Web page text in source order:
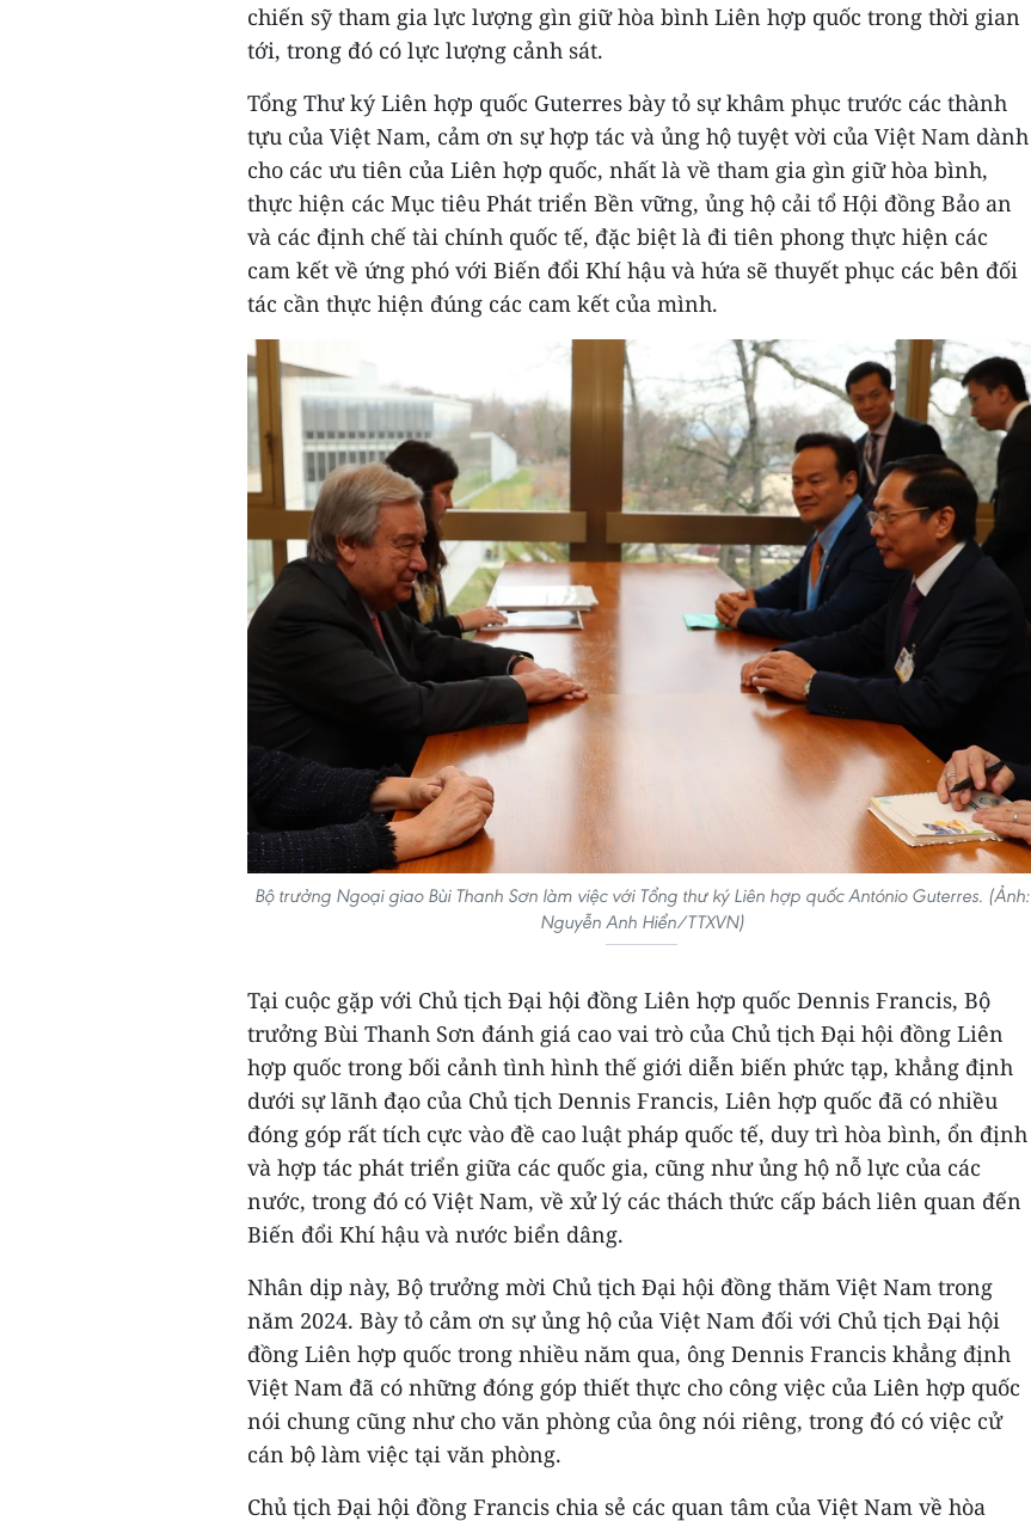
chiến sỹ tham gia lực lượng gìn giữ hòa bình Liên hợp quốc trong thời gian
tới, trong đó có lực lượng cảnh sát.
Tổng Thư ký Liên hợp quốc Guterres bày tỏ sự khâm phục trước các thành
tựu của Việt Nam, cảm ơn sự hợp tác và ủng hộ tuyệt vời của Việt Nam dành
cho các ưu tiên của Liên hợp quốc, nhất là về tham gia gìn giữ hòa bình,
thực hiện các Mục tiêu Phát triển Bền vững, ủng hộ cải tổ Hội đồng Bảo an
và các định chế tài chính quốc tế, đặc biệt là đi tiên phong thực hiện các
cam kết về ứng phó với Biến đổi Khí hậu và hứa sẽ thuyết phục các bên đối
tác cần thực hiện đúng các cam kết của mình.
Bộ trưởng Ngoại giao Bùi Thanh Sơn làm việc với Tổng thư ký Liên hợp quốc António Guterres. (Ảnh:
Nguyễn Anh Hiển/TTXVN)
Tại cuộc gặp với Chủ tịch Đại hội đồng Liên hợp quốc Dennis Francis, Bộ
trưởng Bùi Thanh Sơn đánh giá cao vai trò của Chủ tịch Đại hội đồng Liên
hợp quốc trong bối cảnh tình hình thế giới diễn biến phức tạp, khẳng định
dưới sự lãnh đạo của Chủ tịch Dennis Francis, Liên hợp quốc đã có nhiều
đóng góp rất tích cực vào đề cao luật pháp quốc tế, duy trì hòa bình, ổn định
và hợp tác phát triển giữa các quốc gia, cũng như ủng hộ nỗ lực của các
nước, trong đó có Việt Nam, về xử lý các thách thức cấp bách liên quan đến
Biến đổi Khí hậu và nước biển dâng.
Nhân dịp này, Bộ trưởng mời Chủ tịch Đại hội đồng thăm Việt Nam trong
năm 2024. Bày tỏ cảm ơn sự ủng hộ của Việt Nam đối với Chủ tịch Đại hội
đồng Liên hợp quốc trong nhiều năm qua, ông Dennis Francis khẳng định
Việt Nam đã có những đóng góp thiết thực cho công việc của Liên hợp quốc
nói chung cũng như cho văn phòng của ông nói riêng, trong đó có việc cử
cán bộ làm việc tại văn phòng.
Chủ tịch Đại hội đồng Francis chia sẻ các quan tâm của Việt Nam về hòa